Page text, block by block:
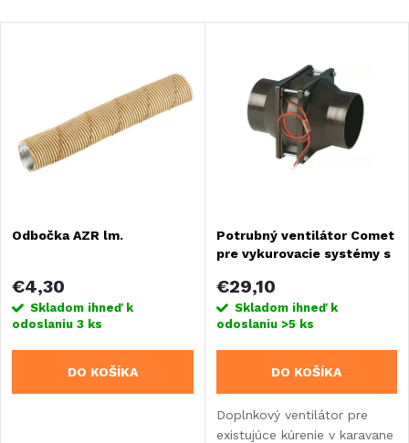
a
n
e
p
r
o
Abecedne
p
s
p
r
o
d
Odbočka AZR lm.
€4,30
Skladom ihneď k
odoslaniu 3 ks
DO KOŠÍKA
Potrubný ventilátor Comet
pre vykurovacie systémy s
€29,10
Skladom ihneď k
odoslaniu >5 ks
DO KOŠÍKA
Doplnkový ventilátor pre
existujúce kúrenie v karavane